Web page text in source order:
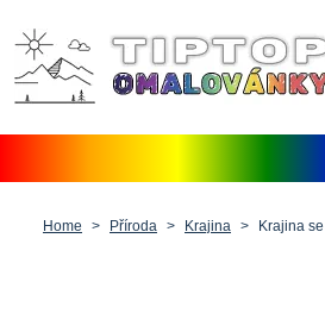
Úvod
Pohádkové postavičky
Home Příroda Krajina Krajina